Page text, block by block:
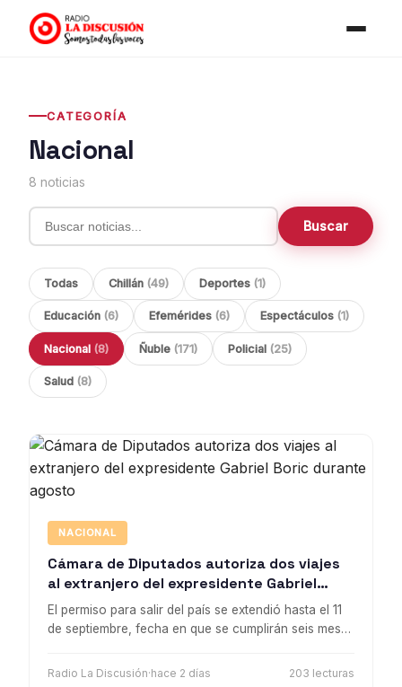
CATEGORÍA
Nacional
8 noticias
Buscar
Todas Chillán (49) Deportes (1)
Educación (6) Efemérides (6) Espectáculos (1)
Nacional (8) Ñuble (171) Policial (25)
Salud (8)
NACIONAL
Cámara de Diputados autoriza dos viajes
al extranjero del expresidente Gabriel
Boric durante agosto
El permiso para salir del país se extendió hasta el 11
de septiembre, fecha en que se cumplirán seis meses
Radio La Discusión·hace 2 días 203 lecturas